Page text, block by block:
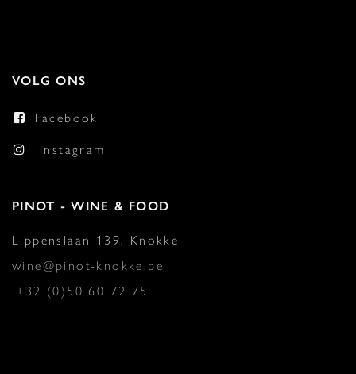
VOLG ONS
Facebook
Instagram
PINOT - WINE & FOOD
Lippenslaan 139, Knokke
wine@pinot-knokke.be
+32 (0)50 60 72 75